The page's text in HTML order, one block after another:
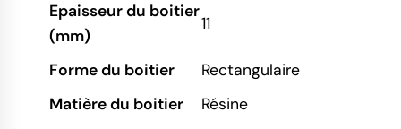
Epaisseur du boitier
(mm)
11
Forme du boitier
Rectangulaire
Matière du boitier
Résine